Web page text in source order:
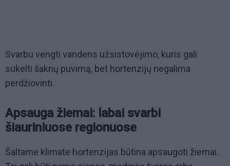
Svarbu vengti vandens užsistovėjimo, kuris gali
sukelti šaknų puvimą, bet hortenzijų negalima
perdžiovinti.
Apsauga žiemai: labai svarbi
šiauriniuose regionuose
Šaltame klimate hortenzijas būtina apsaugoti žiemai.